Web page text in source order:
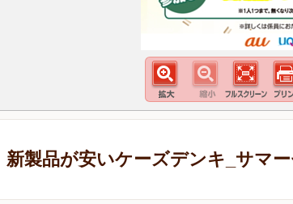
新製品が安いケーズデンキ_サマ